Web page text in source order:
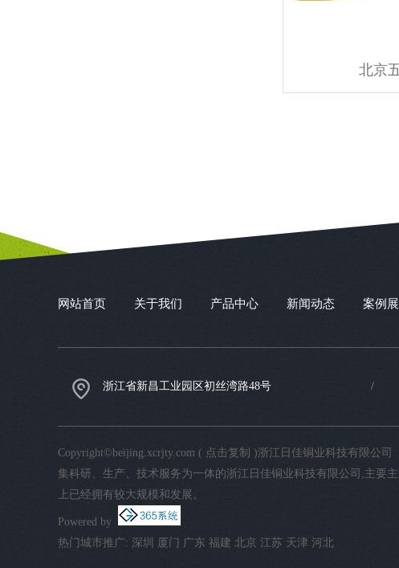
北京
网站首页 关于我们 产品中心 新闻动态 案例
浙江省新昌工业园区初丝湾路48号
Copyright©beijing.xcrjty.com ( 点击复制 )浙江日佳铜业科技有限公司
集科研、生产、技术服务为一体的浙江日佳铜业科技有限公司,主要
上已经拥有较大规模和发展。
Powered by
热门城市推广: 深圳 厦门 广东 福建 北京 江苏 天津 河北